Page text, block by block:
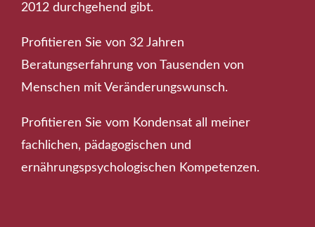
2012 durchgehend gibt.
Profitieren Sie von 32 Jahren
Beratungserfahrung von Tausenden von
Menschen mit Veränderungswunsch.
Profitieren Sie vom Kondensat all meiner
fachlichen, pädagogischen und
ernährungspsychologischen Kompetenzen.